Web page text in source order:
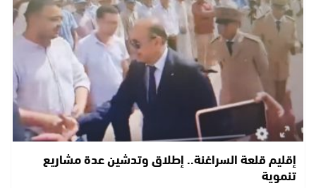
إقليم قلعة السراغنة.. إطلاق وتدشين عدة مشاريع
تنموية